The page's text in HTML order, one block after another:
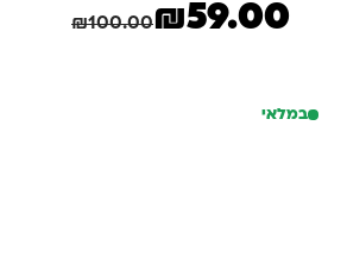
₪100.00
המחיר המקורי היה: ₪100.00.
₪59.00
המחיר הנוכחי הוא: ₪59.00.
במלאי